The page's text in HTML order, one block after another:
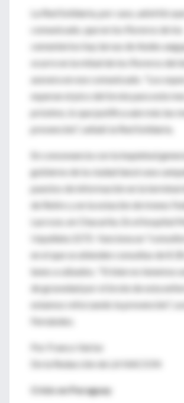
La Red Solidaria, por caso, advirtió
comunicado, que en los floreros de los
cementerios hay larvas de Aedes
ocurre en la mitad de los floreros del
asevera en ese comunicado. "Los
esperan el pico del brote para este
próximo, lo que justifica aún más las
prevención", señaló la Red Solidaria.
En consonancia con la inquietud
gobierno de la ciudad lanzó una
puestos de información en la terminal
de Retiro y en la estación de trenes
Lacroze, en Chacarita. En el hospital
Uspallata 2272- funciona un
en el que se atienden consultas de
lunes a sábados. "Si bien no tenemos
de gravedad por el brote de esta
estamos reforzando la prevención",
Fernández.
Por Franco Varise
De la Redacción de LA NACION
Crisis en Paraguay